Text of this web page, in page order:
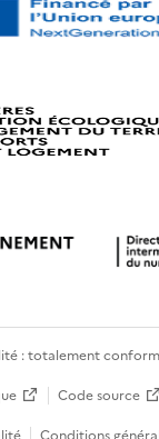
: totalement
Code source